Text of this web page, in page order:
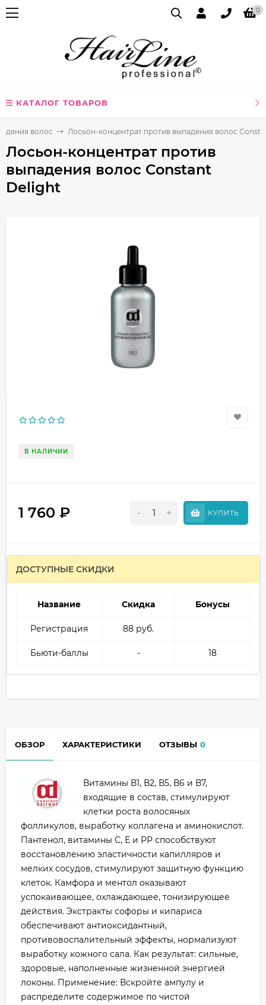
0
КАТАЛОГ ТОВАРОВ
волос Лосьон-концентрат против выпадения волос
Лосьон-концентрат против
выпадения волос Constant
Delight
В НАЛИЧИИ
1 760 ₽ - + КУПИТЬ
ДОСТУПНЫЕ СКИДКИ
Название Скидка Бонусы
Регистрация 88 руб.
Бьюти-баллы - 18
ОБЗОР ХАРАКТЕРИСТИКИ ОТЗЫВЫ 0
Витамины В1, В2, В5, В6 и В7,
входящие в состав, стимулируют
клетки роста волосяных
фолликулов, выработку коллагена и аминокислот.
Пантенол, витамины С, Е и РР способствуют
восстановлению эластичности капилляров и
мелких сосудов, стимулируют защитную функцию
клеток. Камфора и ментол оказывают
успокаивающее, охлаждающее, тонизирующее
действия. Экстракты софоры и кипариса
обеспечивают антиоксидантный,
противовоспалительный эффекты, нормализуют
выработку кожного сала. Как результат: сильные,
здоровые, наполненные жизненной энергией
локоны. Применение: Вскройте ампулу и
распределите содержимое по чистой